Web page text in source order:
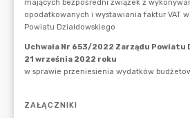
ZAŁĄCZNIKI